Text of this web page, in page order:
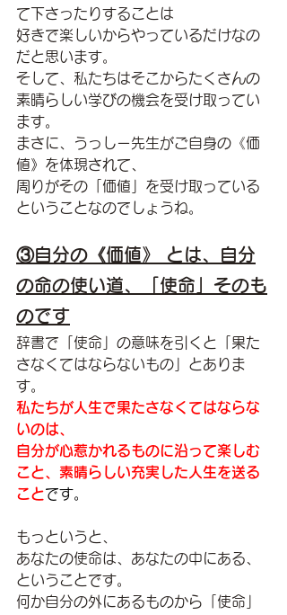
て下さったりすることは
好きで楽しいからやっているだけなの
だと思います。
そして、私たちはそこからたくさんの
素晴らしい学びの機会を受け取ってい
ます。
まさに、うっしー先生がご自身の《価
値》を体現されて、
周りがその「価値」を受け取っている
ということなのでしょうね。
③自分の《価値》 とは、自分
の命の使い道、「使命」そのも
のです
辞書で「使命」の意味を引くと「果た
さなくてはならないもの」とありま
す。
私たちが人生で果たさなくてはならな
いのは、
自分が心惹かれるものに沿って楽しむ
こと、素晴らしい充実した人生を送る
ことです。
もっというと、
あなたの使命は、あなたの中にある、
ということです。
何か自分の外にあるものから「使命」